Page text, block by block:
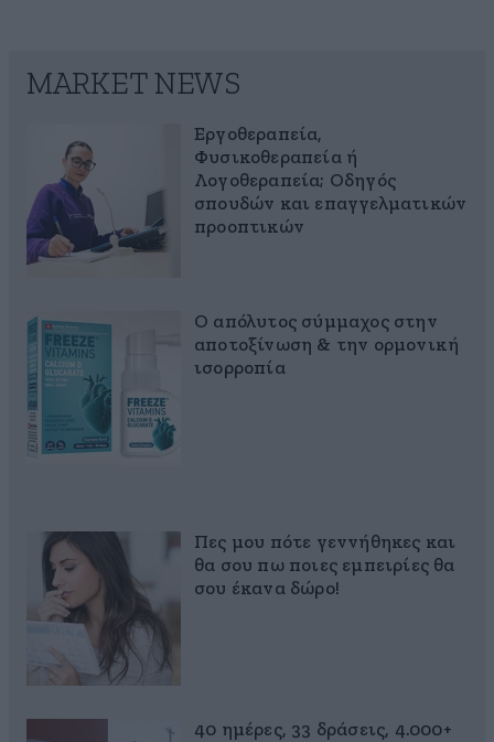
MARKET NEWS
Εργοθεραπεία,
Φυσικοθεραπεία ή
Λογοθεραπεία; Οδηγός
σπουδών και επαγγελματικών
προοπτικών
Ο απόλυτος σύμμαχος στην
αποτοξίνωση & την ορμονική
ισορροπία
Πες μου πότε γεννήθηκες και
θα σου πω ποιες εμπειρίες θα
σου έκανα δώρο!
40 ημέρες, 33 δράσεις, 4.000+